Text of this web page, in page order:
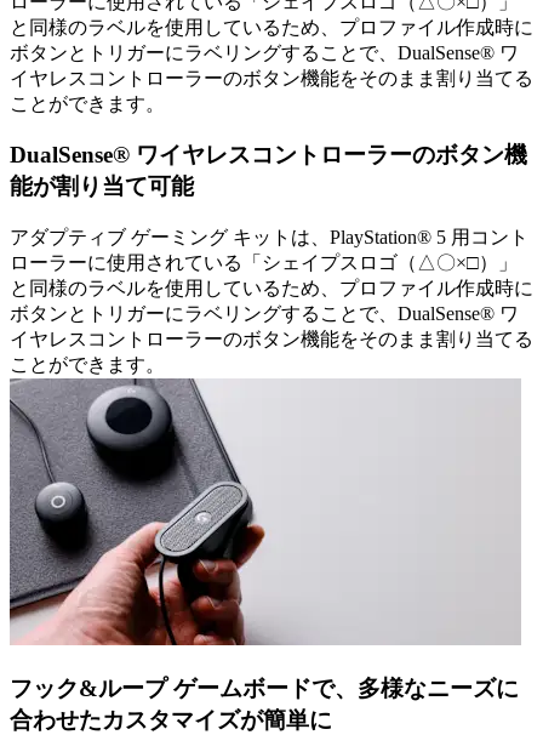
と同様のラベルを使用しているため、プロファイル作成時に
ボタンとトリガーにラベリングすることで、DualSense® ワ
イヤレスコントローラーのボタン機能をそのまま割り当てる
ことができます。
DualSense® ワイヤレスコントローラーのボタン機
能が割り当て可能
アダプティブ ゲーミング キットは、PlayStation® 5 用コント
ローラーに使用されている「シェイプスロゴ（△〇×□）」
と同様のラベルを使用しているため、プロファイル作成時に
ボタンとトリガーにラベリングすることで、DualSense® ワ
イヤレスコントローラーのボタン機能をそのまま割り当てる
ことができます。
フック&ループ ゲームボードで、多様なニーズに
合わせたカスタマイズが簡単に